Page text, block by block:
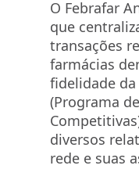
O Febrafar
que
transações
farmácias
fidelidade da
(Programa
diversos
rede e suas